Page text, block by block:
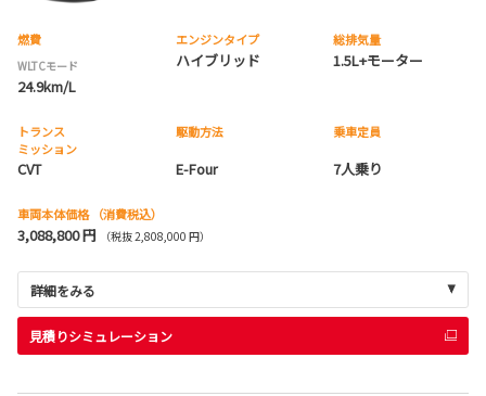
燃費
WLTCモード
24.9km/L
エンジンタイプ
ハイブリッド
総排気量
1.5L+モーター
トランス
ミッション
CVT
駆動方法
E-Four
乗車定員
7人乗り
車両本体価格 （消費税込）
3,088,800 円 （税抜 2,808,000 円）
詳細をみる
見積りシミュレーション